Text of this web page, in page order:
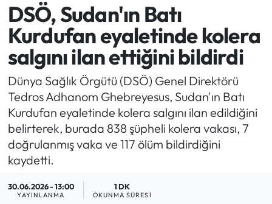
DSÖ, Sudan'ın Batı
Kurdufan eyaletinde kolera
salgını ilan ettiğini bildirdi
Dünya Sağlık Örgütü (DSÖ) Genel Direktörü
Tedros Adhanom Ghebreyesus, Sudan'ın Batı
Kurdufan eyaletinde kolera salgını ilan edildiğini
belirterek, burada 838 şüpheli kolera vakası, 7
doğrulanmış vaka ve 117 ölüm bildirdiğini
kaydetti.
30.06.2026 - 13:00
YAYINLANMA
1 DK
OKUNMA SÜRESI
Ekonomi
Bilim - Teknoloji
Kültür - Sanat
Spor
Asya-Pasifik
Yazarlar